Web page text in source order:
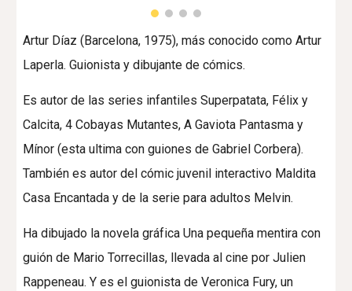
Artur Díaz (Barcelona, 1975), más conocido como Artur
Laperla. Guionista y dibujante de cómics.
Es autor de las series infantiles Superpatata, Félix y
Calcita, 4 Cobayas Mutantes, A Gaviota Pantasma y
Mínor (esta ultima con guiones de Gabriel Corbera).
También es autor del cómic juvenil interactivo Maldita
Casa Encantada y de la serie para adultos Melvin.
Ha dibujado la novela gráfica Una pequeña mentira con
guión de Mario Torrecillas, llevada al cine por Julien
Rappeneau. Y es el guionista de Veronica Fury, un